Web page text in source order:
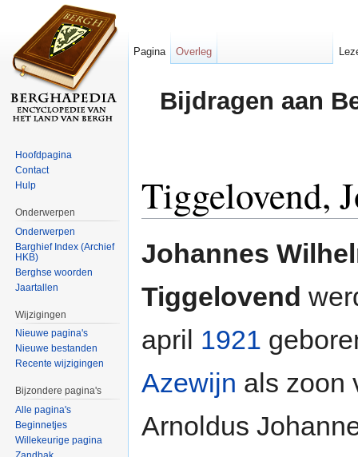
Bijdragen aan
Tiggelovend,
Johannes
Tiggelovend
april 1921
Azewijn als zoon
Arnoldus
Pagina Overleg
Hoofdpagina
Contact
Hulp
Onderwerpen
Onderwerpen
Barghief Index (Archief
HKB)
Berghse woorden
Jaartallen
Wijzigingen
Nieuwe pagina's
Nieuwe bestanden
Recente wijzigingen
Bijzondere pagina's
Alle pagina's
Beginnetjes
Willekeurige pagina